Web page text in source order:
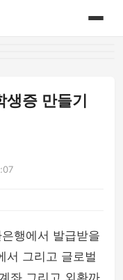
증 만들기
행에서 발급받을
서 그리고 글로벌
좌 그리고 외환까